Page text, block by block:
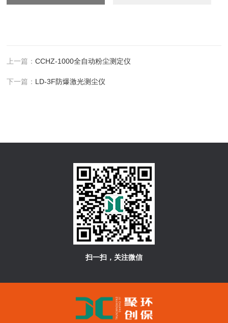
上一篇：CCHZ-1000全自动粉尘测定仪
下一篇： LD-3F防爆激光测尘仪
扫一扫，关注微信